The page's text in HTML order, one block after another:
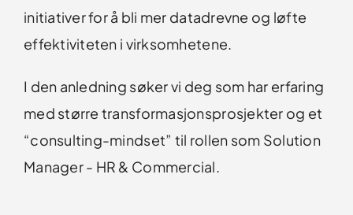
initiativer for å bli mer datadrevne og løfte
effektiviteten i virksomhetene.
I den anledning søker vi deg som har erfaring
med større transformasjonsprosjekter og et
“consulting-mindset” til rollen som Solution
Manager - HR & Commercial.